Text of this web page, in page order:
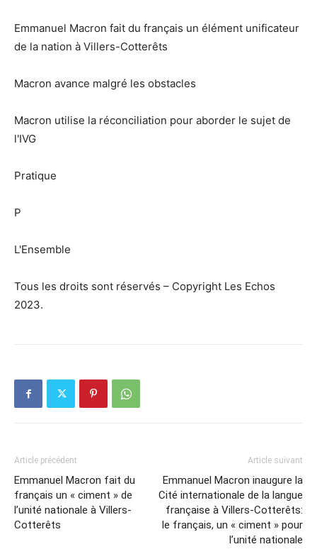
Emmanuel Macron fait du français un élément unificateur
de la nation à Villers-Cotterêts
Macron avance malgré les obstacles
Macron utilise la réconciliation pour aborder le sujet de
l'IVG
Pratique
P
L'Ensemble
Tous les droits sont réservés – Copyright Les Echos
2023.
Article précédent
Emmanuel Macron fait du
français un « ciment » de
l’unité nationale à Villers-
Cotterêts
Article suivant
Emmanuel Macron inaugure la
Cité internationale de la langue
française à Villers-Cotterêts:
le français, un « ciment » pour
l’unité nationale